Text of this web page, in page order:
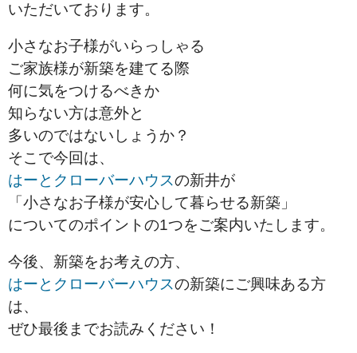
いただいております。
小さなお子様がいらっしゃる
ご家族様が新築を建てる際
何に気をつけるべきか
知らない方は意外と
多いのではないしょうか？
そこで今回は、
はーとクローバーハウスの新井が
「小さなお子様が安心して暮らせる新築」
についてのポイントの1つをご案内いたします。
今後、新築をお考えの方、
はーとクローバーハウスの新築にご興味ある方
は、
ぜひ最後までお読みください！